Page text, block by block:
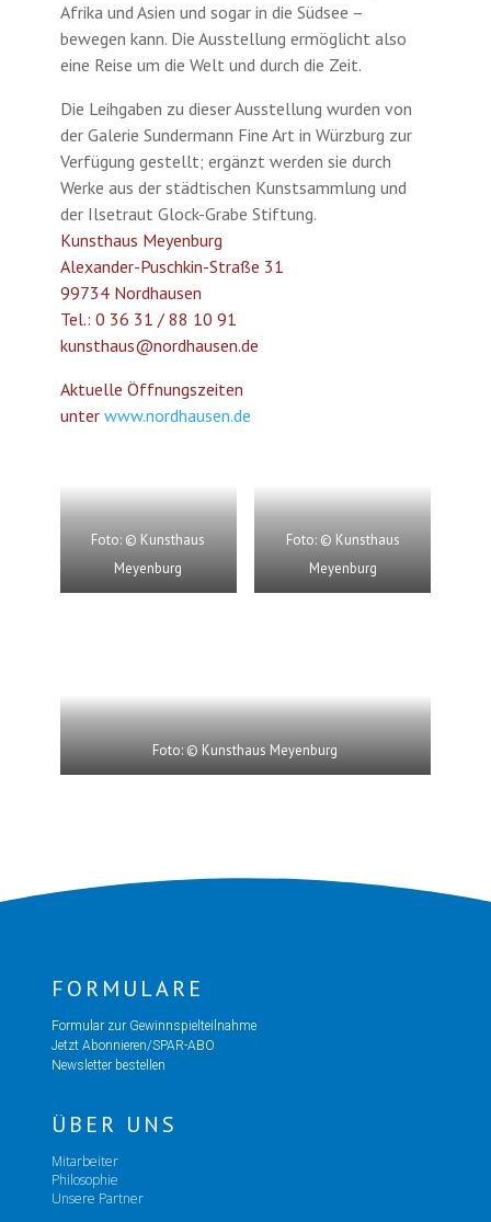
Afrika und Asien und sogar in die Südsee –
bewegen kann. Die Ausstellung ermöglicht also
eine Reise um die Welt und durch die Zeit.
Die Leihgaben zu dieser Ausstellung wurden von
der Galerie Sundermann Fine Art in Würzburg zur
Verfügung gestellt; ergänzt werden sie durch
Werke aus der städtischen Kunstsammlung und
der Ilsetraut Glock-Grabe Stiftung.
Kunsthaus Meyenburg
Alexander-Puschkin-Straße 31
99734 Nordhausen
Tel.: 0 36 31 / 88 10 91
kunsthaus@nordhausen.de
Aktuelle Öffnungszeiten
unter www.nordhausen.de
Foto: © Kunsthaus
Meyenburg
Foto: © Kunsthaus
Meyenburg
Foto: © Kunsthaus Meyenburg
FORMULARE
Formular zur Gewinnspielteilnahme
Jetzt Abonnieren/SPAR-ABO
Newsletter bestellen
ÜBER UNS
Mitarbeiter
Philosophie
Unsere Partner